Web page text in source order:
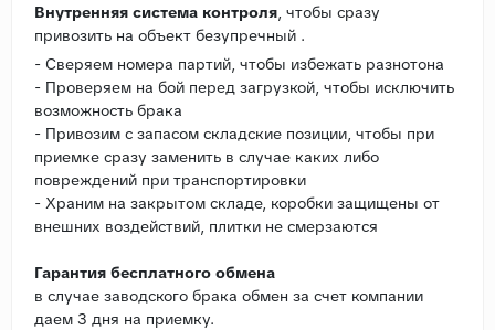
Внутренняя система контроля, чтобы сразу
привозить на объект безупречный .
- Сверяем номера партий, чтобы избежать разнотона
- Проверяем на бой перед загрузкой, чтобы исключить
возможность брака
- Привозим с запасом складские позиции, чтобы при
приемке сразу заменить в случае каких либо
повреждений при транспортировки
- Храним на закрытом складе, коробки защищены от
внешних воздействий, плитки не смерзаются
Гарантия бесплатного обмена
в случае заводского брака обмен за счет компании
даем 3 дня на приемку.